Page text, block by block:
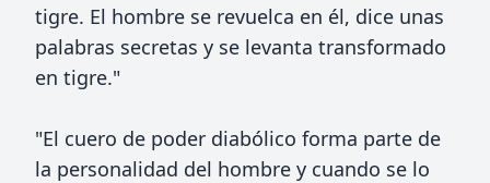
tigre. El hombre se revuelca en él, dice unas
palabras secretas y se levanta transformado
en tigre."
"El cuero de poder diabólico forma parte de
la personalidad del hombre y cuando se lo